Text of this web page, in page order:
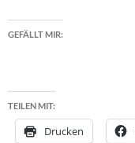
GEFÄLLT MIR:
TEILEN MIT:
Drucken